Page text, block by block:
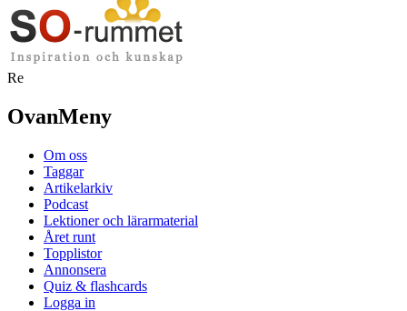
Re
OvanMeny
Om oss
Taggar
Artikelarkiv
Podcast
Lektioner och lärarmaterial
Året runt
Topplistor
Annonsera
Quiz & flashcards
Logga in